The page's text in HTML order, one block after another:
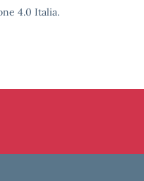
4.0 Italia.